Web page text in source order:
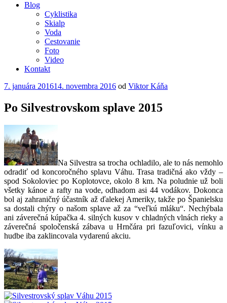
Blog
Cyklistika
Skialp
Voda
Cestovanie
Foto
Video
Kontakt
Publikované
7. januára 201614. novembra 2016 od Viktor Káňa
Po Silvestrovskom splave 2015
Na Silvestra sa trocha ochladilo, ale to nás nemohlo
odradiť od koncoročného splavu Váhu. Trasa tradičná ako vždy –
spod Sokoloviec po Koplotovce, okolo 8 km. Na poludnie už boli
všetky kánoe a rafty na vode, odhadom asi 44 vodákov. Dokonca
bol aj zahraničný účastník až ďalekej Ameriky, takže po Španielsku
sa dostali chýry o našom splave až za “veľkú mláku“. Nechýbala
ani záverečná kúpačka 4. silných kusov v chladných vlnách rieky a
záverečná spoločenská zábava u Hrnčára pri fazuľovici, vínku a
hudbe iba zaklincovala vydarenú akciu.